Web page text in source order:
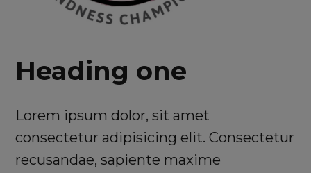
Heading one
Lorem ipsum dolor, sit amet
consectetur adipisicing elit. Consectetur
recusandae, sapiente maxime